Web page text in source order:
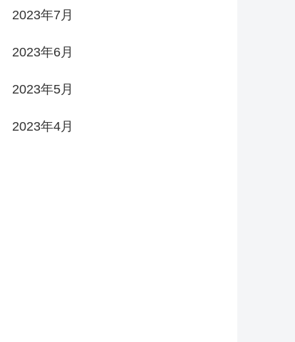
2023年7月
2023年6月
2023年5月
2023年4月